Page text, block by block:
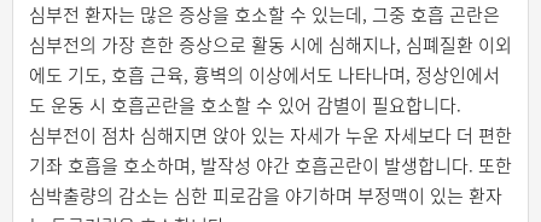
심부전 환자는 많은 증상을 호소할 수 있는데, 그중 호흡 곤란은
심부전의 가장 흔한 증상으로 활동 시에 심해지나, 심폐질환 이외
에도 기도, 호흡 근육, 흉벽의 이상에서도 나타나며, 정상인에서
도 운동 시 호흡곤란을 호소할 수 있어 감별이 필요합니다.
심부전이 점차 심해지면 앉아 있는 자세가 누운 자세보다 더 편한
기좌 호흡을 호소하며, 발작성 야간 호흡곤란이 발생합니다. 또한
심박출량의 감소는 심한 피로감을 야기하며 부정맥이 있는 환자